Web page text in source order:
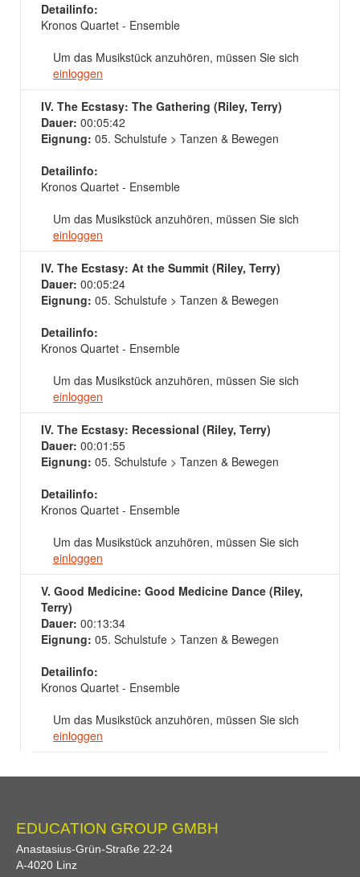
Detailinfo:
Kronos Quartet - Ensemble
Um das Musikstück anzuhören, müssen Sie sich
einloggen
IV. The Ecstasy: The Gathering (Riley, Terry)
Dauer: 00:05:42
Eignung: 05. Schulstufe > Tanzen & Bewegen
Detailinfo:
Kronos Quartet - Ensemble
Um das Musikstück anzuhören, müssen Sie sich
einloggen
IV. The Ecstasy: At the Summit (Riley, Terry)
Dauer: 00:05:24
Eignung: 05. Schulstufe > Tanzen & Bewegen
Detailinfo:
Kronos Quartet - Ensemble
Um das Musikstück anzuhören, müssen Sie sich
einloggen
IV. The Ecstasy: Recessional (Riley, Terry)
Dauer: 00:01:55
Eignung: 05. Schulstufe > Tanzen & Bewegen
Detailinfo:
Kronos Quartet - Ensemble
Um das Musikstück anzuhören, müssen Sie sich
einloggen
V. Good Medicine: Good Medicine Dance (Riley,
Terry)
Dauer: 00:13:34
Eignung: 05. Schulstufe > Tanzen & Bewegen
Detailinfo:
Kronos Quartet - Ensemble
Um das Musikstück anzuhören, müssen Sie sich
einloggen
EDUCATION GROUP GMBH
Anastasius-Grün-Straße 22-24
A-4020 Linz